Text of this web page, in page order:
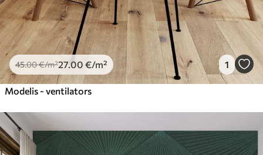
45.00€/m²27 .00 €/m² 1
Modelis - ventilators